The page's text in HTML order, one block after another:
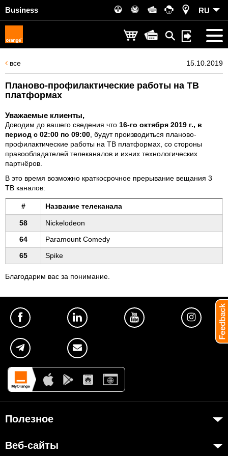
Business RU
все 15.10.2019
Планово-профилактические работы на ТВ
платформах
Уважаемые клиенты,
Доводим до вашего сведения что 16-го октября 2019 г., в
период с 02:00 по 09:00 , будут производиться планово-
профилактические работы на ТВ платформах, со стороны
правообладателей телеканалов и ихних технологических
партнёров.
В это время возможно краткосрочное прерывание вещания 3
ТВ каналов:
# Название телеканала
58
Nickelodeon
64
Paramount Comedy
65
Spike
Благодарим вас за понимание.
Полезное
Веб-сайты